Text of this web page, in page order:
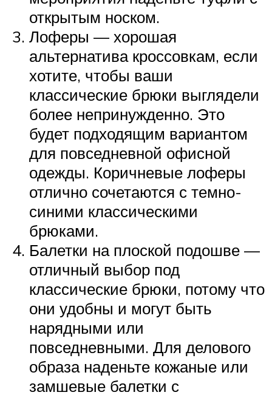
открытым носком.
Лоферы — хорошая
альтернатива кроссовкам, если
хотите, чтобы ваши
классические брюки выглядели
более непринужденно. Это
будет подходящим вариантом
для повседневной офисной
одежды. Коричневые лоферы
отлично сочетаются с темно-
синими классическими
брюками.
Балетки на плоской подошве —
отличный выбор под
классические брюки, потому что
они удобны и могут быть
нарядными или
повседневными. Для делового
образа наденьте кожаные или
замшевые балетки с